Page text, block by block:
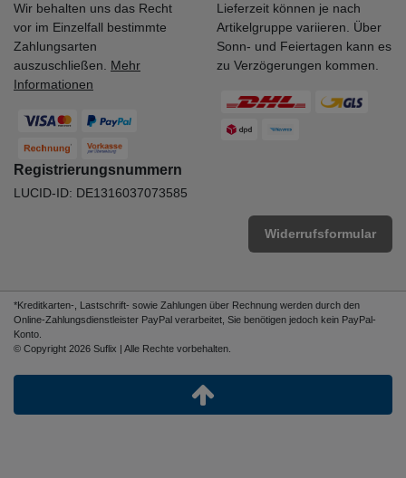
Wir behalten uns das Recht
vor im Einzelfall bestimmte
Zahlungsarten
auszuschließen. Mehr
Informationen
Lieferzeit können je nach
Artikelgruppe variieren. Über
Sonn- und Feiertagen kann es
zu Verzögerungen kommen.
Registrierungsnummern
LUCID-ID: DE1316037073585
Widerrufsformular
*Kreditkarten-, Lastschrift- sowie Zahlungen über Rechnung werden durch den
Online-Zahlungsdienstleister PayPal verarbeitet, Sie benötigen jedoch kein PayPal-
Konto.
© Copyright 2026 Suflix | Alle Rechte vorbehalten.